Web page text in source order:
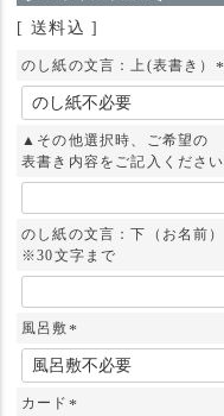
送料込
のし紙の文言：上(表書き）
(
)
▲その他選択時、ご希望の
表書き内容をご記入ください
のし紙の文言：下（お名前）
※30文字まで
風呂敷
(
必
須
カード